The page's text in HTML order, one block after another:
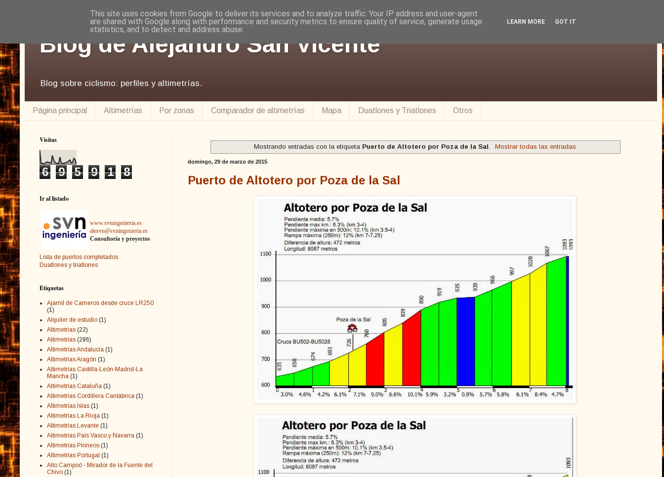
Blog de Alejandro San Vicente
Blog sobre ciclismo: perfiles y altimetrías.
Página principal Altimetrías Por zonas Comparador de altimetrías Mapa Duatlones y Triatlones Otros
Mostrando entradas con la etiqueta Puerto de Altotero por Poza de la Sal Mostrar todas las entradas
domingo, 29 de marzo de 2015
Puerto de Altotero por Poza de la Sal
Visitas
6 9 5 9 1 8
Ir al listado
www.svningenieria.es
alesvn@svningenieria.es
Consultoría y proyectos
Lista de puertos completados
Duatlones y triatlones
Etiquetas
Ajamil de Cameros desde cruce LR250
(1)
Alquiler de estudio (1)
Altimetrias (22)
Altimetrías (286)
Altimetrías Andalucía (1)
Altimetrías Aragón (1)
Altimetrías Castilla-León-Madrid-La
Mancha (1)
Altimetrías Cataluña (1)
Altimetrías Cordillera Cantábrica (1)
Altimetrías Islas (1)
Altimetrías La Rioja (1)
Altimetrías Levante (1)
Altimetrías País Vasco y Navarra (1)
Altimetrias Pirineos (1)
Altimetrías Portugal (1)
Alto Campoó - Mirador de la Fuente del
Chivo (1)
This site uses cookies from Google to deliver its services and to analyze traffic. Your IP address and user-agent
are shared with Google along with performance and security metrics to ensure quality of service, generate usage
statistics, and to detect and address abuse.
LEARN MORE GOT IT